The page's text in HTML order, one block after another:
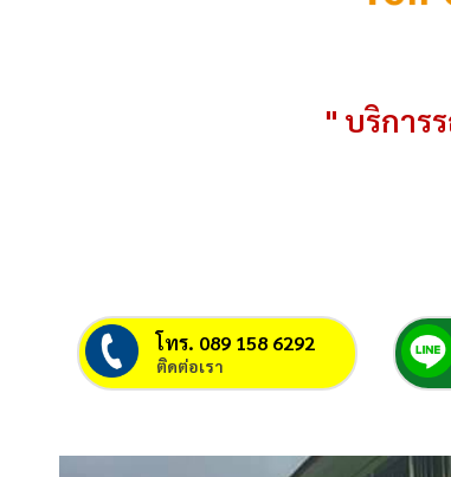
" บริการ
โทร. 089 158 6292
ติดต่อเรา